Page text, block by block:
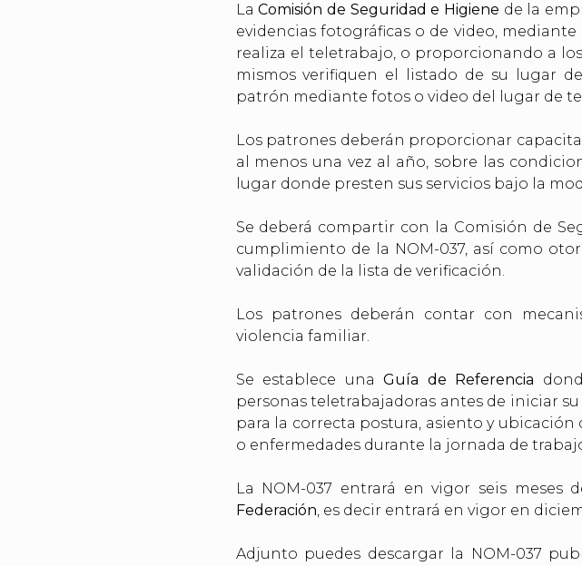
LaComisión de Seguridad e Higiene de la
evidencias fotográficas o de video,
realiza el teletrabajo, o proporcionando a
mismos verifiquen el listado de su lugar
patrón mediante fotos o video del lugar de
Los patrones deberán proporcionar
al menos una vez al año, sobre las
lugar donde presten sus servicios bajo la
Se deberá compartir con la Comisión de
cumplimiento de la NOM-037, así como
validación de la lista de verificación.
Los patrones deberán contar con
violencia familiar.
Se establece unaGuía de Referencia
personas teletrabajadoras antes de iniciar
para la correcta postura, asiento y
o enfermedades durante la jornada de
La NOM-037 entrará en vigor seis meses
Federación, es decir entrará en vigor en
Adjunto puedes descargar la NOM-037